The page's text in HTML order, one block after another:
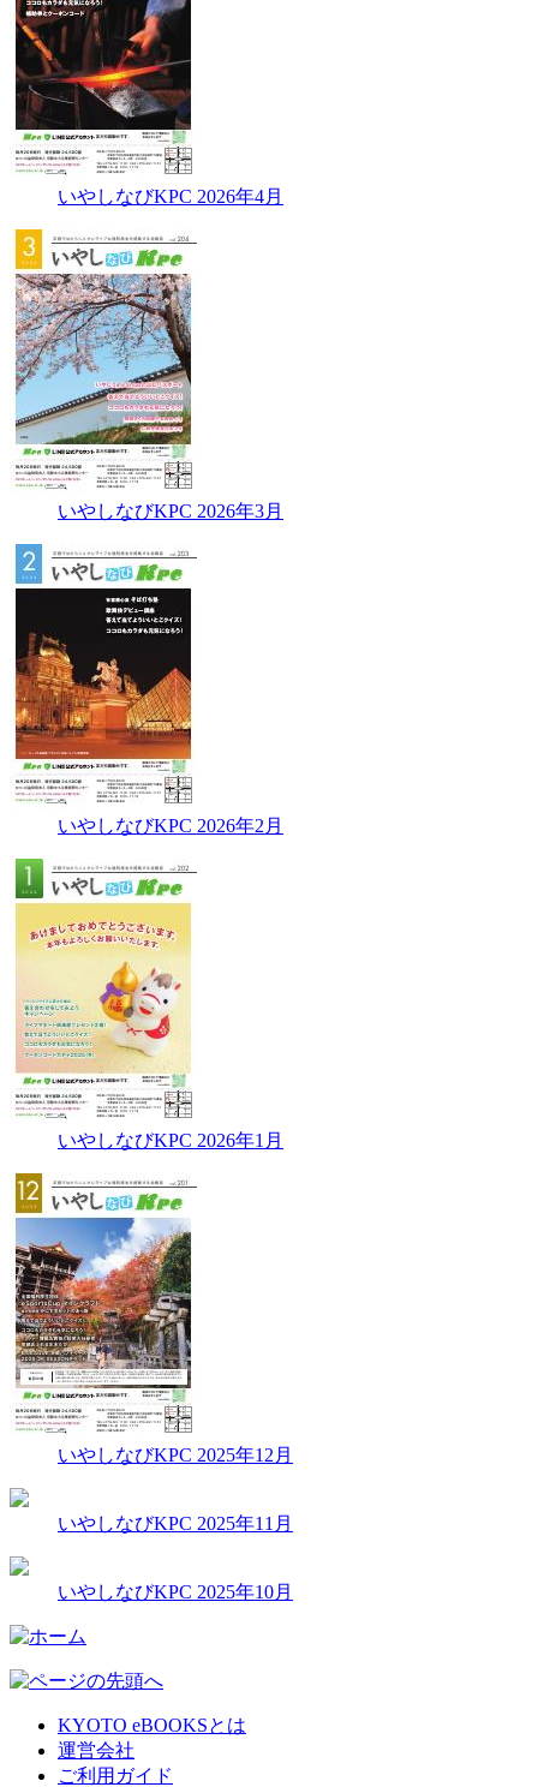
いやしなびKPC 2026年4月
いやしなびKPC 2026年3月
いやしなびKPC 2026年2月
いやしなびKPC 2026年1月
いやしなびKPC 2025年12月
いやしなびKPC 2025年11月
いやしなびKPC 2025年10月
KYOTO eBOOKSとは
運営会社
ご利用ガイド